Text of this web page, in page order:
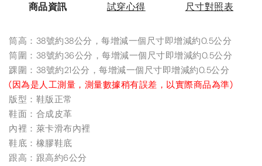
商品資訊 試穿心得 尺寸對照表
筒高：38號約38公分，每增減一個尺寸即增減約0.5公分
筒圍：38號約36公分，每增減一個尺寸即增減約0.5公分
踝圍：38號約21公分，每增減一個尺寸即增減約0.5公分
(因為是人工測量，測量數據稍有誤差，以實際商品為準)
版型：鞋版正常
鞋面：合成皮革
內裡：萊卡滑布內裡
鞋底：橡膠鞋底
跟高：跟高約6公分